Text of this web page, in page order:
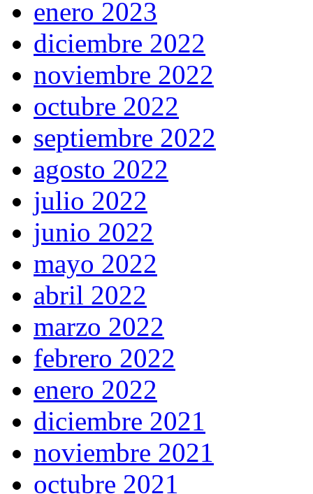
enero 2023
diciembre 2022
noviembre 2022
octubre 2022
septiembre 2022
agosto 2022
julio 2022
junio 2022
mayo 2022
abril 2022
marzo 2022
febrero 2022
enero 2022
diciembre 2021
noviembre 2021
octubre 2021